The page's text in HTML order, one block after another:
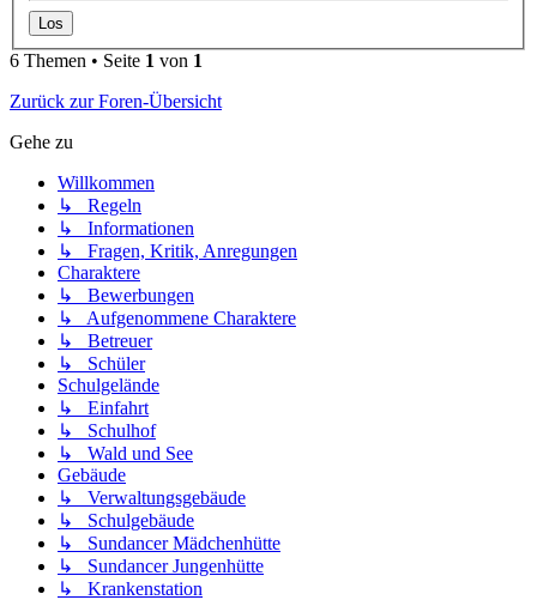
6 Themen • Seite 1 von 1
Zurück zur Foren-Übersicht
Gehe zu
Willkommen
↳ Regeln
↳ Informationen
↳ Fragen, Kritik, Anregungen
Charaktere
↳ Bewerbungen
↳ Aufgenommene Charaktere
↳ Betreuer
↳ Schüler
Schulgelände
↳ Einfahrt
↳ Schulhof
↳ Wald und See
Gebäude
↳ Verwaltungsgebäude
↳ Schulgebäude
↳ Sundancer Mädchenhütte
↳ Sundancer Jungenhütte
↳ Krankenstation